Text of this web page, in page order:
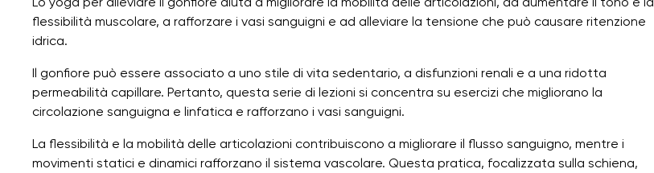
flessibilità muscolare, a rafforzare i vasi sanguigni e ad alleviare la tensione che può causare ritenzione
idrica.
Il gonfiore può essere associato a uno stile di vita sedentario, a disfunzioni renali e a una ridotta
permeabilità capillare. Pertanto, questa serie di lezioni si concentra su esercizi che migliorano la
circolazione sanguigna e linfatica e rafforzano i vasi sanguigni.
La flessibilità e la mobilità delle articolazioni contribuiscono a migliorare il flusso sanguigno, mentre i
movimenti statici e dinamici rafforzano il sistema vascolare. Questa pratica, focalizzata sulla schiena,